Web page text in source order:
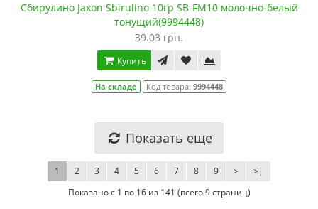
Сбирулино Jaxon Sbirulino 10гр SB-FM10 молочно-белый
тонущий(9994448)
39.03 грн.
Купить
На складе Код товара: 9994448
Показать еще
1 2 3 4 5 6 7 8 9 > >|
Показано с 1 по 16 из 141 (всего 9 страниц)